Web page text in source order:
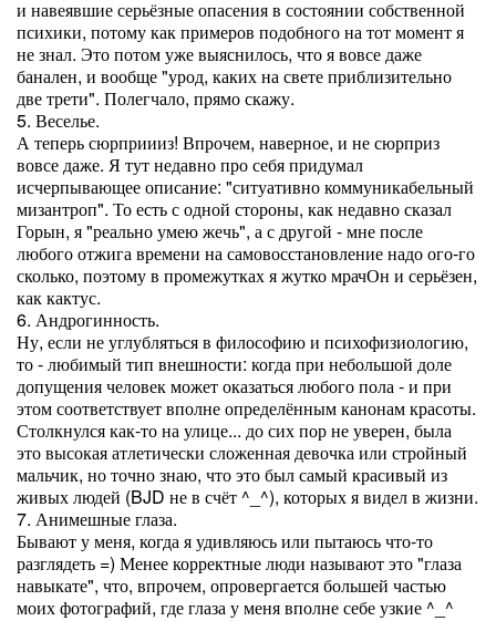
и навеявшие серьёзные опасения в состоянии собственной
психики, потому как примеров подобного на тот момент я
не знал. Это потом уже выяснилось, что я вовсе даже
банален, и вообще "урод, каких на свете приблизительно
две трети". Полегчало, прямо скажу.
5. Веселье.
А теперь сюрприииз! Впрочем, наверное, и не сюрприз
вовсе даже. Я тут недавно про себя придумал
исчерпывающее описание: "ситуативно коммуникабельный
мизантроп". То есть с одной стороны, как недавно сказал
Горын, я "реально умею жечь", а с другой - мне после
любого отжига времени на самовосстановление надо ого-го
сколько, поэтому в промежутках я жутко мрачОн и серьёзен,
как кактус.
6. Андрогинность.
Ну, если не углубляться в философию и психофизиологию,
то - любимый тип внешности: когда при небольшой доле
допущения человек может оказаться любого пола - и при
этом соответствует вполне определённым канонам красоты.
Столкнулся как-то на улице... до сих пор не уверен, была
это высокая атлетически сложенная девочка или стройный
мальчик, но точно знаю, что это был самый красивый из
живых людей (BJD не в счёт ^_^), которых я видел в жизни.
7. Анимешные глаза.
Бывают у меня, когда я удивляюсь или пытаюсь что-то
разглядеть =) Менее корректные люди называют это "глаза
навыкате", что, впрочем, опровергается большей частью
моих фотографий, где глаза у меня вполне себе узкие ^_^